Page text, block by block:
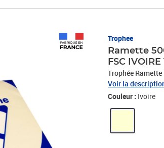
Trophee
Ramette
FSC
Trophée
Voir la
Couleur : Ivoire
Prix 9,99€